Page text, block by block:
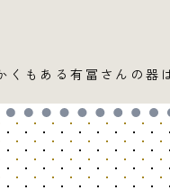
くもある有冨さんの器